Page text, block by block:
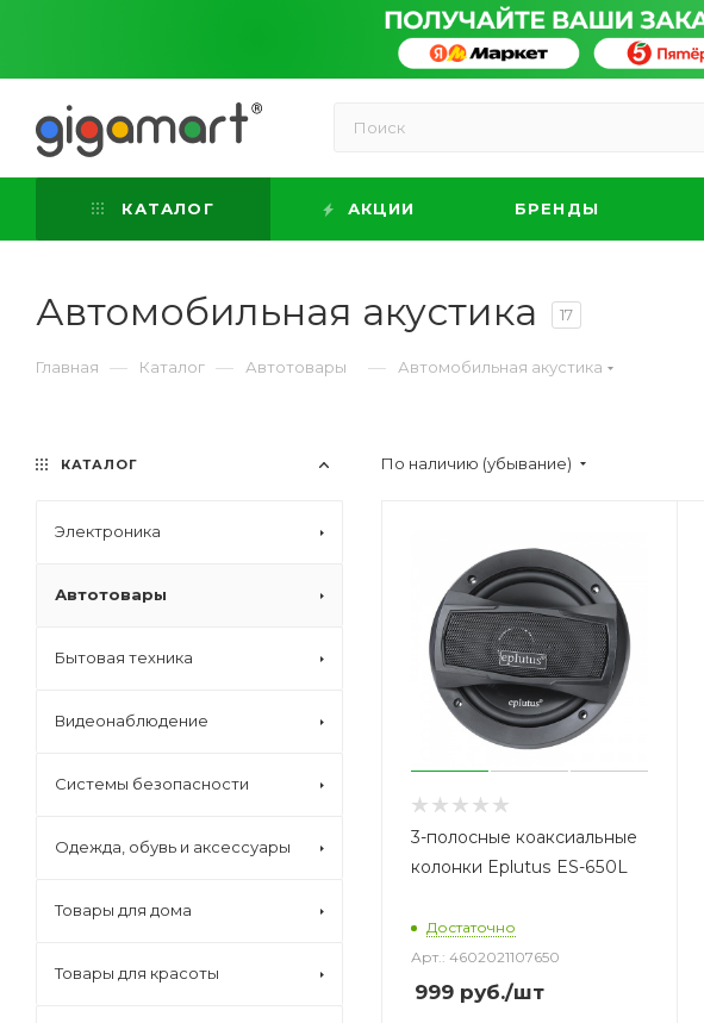
КАТАЛОГ АКЦИИ БРЕНДЫ
Автомобильная акустика 17
Главная — Каталог — Автотовары — Автомобильная акустика
По наличию (убывание)
3-полосные коаксиальные
колонки Eplutus ES-650L
Достаточно
Арт.: 4602021107650
999 руб./шт
КАТАЛОГ
Электроника
Автотовары
Бытовая техника
Видеонаблюдение
Системы безопасности
Одежда, обувь и аксессуары
Товары для дома
Товары для красоты